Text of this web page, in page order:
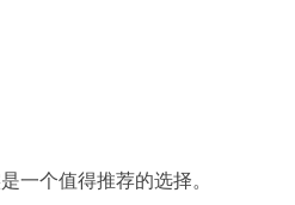
一个值得推荐的选择。